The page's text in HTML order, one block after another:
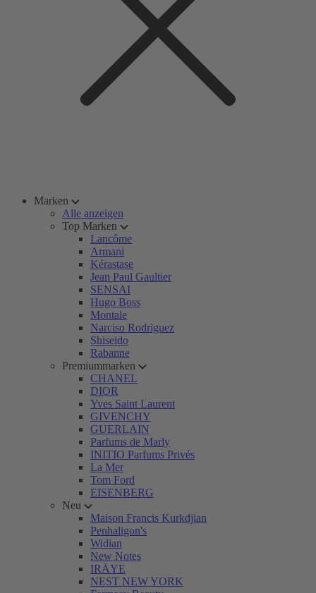
Marken
Alle anzeigen
Top Marken
Lancôme
Armani
Kérastase
Jean Paul Gaultier
SENSAI
Hugo Boss
Montale
Narciso Rodriguez
Shiseido
Rabanne
Premiummarken
CHANEL
DIOR
Yves Saint Laurent
GIVENCHY
GUERLAIN
Parfums de Marly
INITIO Parfums Privés
La Mer
Tom Ford
EISENBERG
Neu
Maison Francis Kurkdjian
Penhaligon's
Widian
New Notes
IRÄYE
NEST NEW YORK